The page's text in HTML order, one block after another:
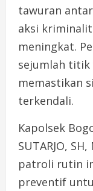
tawuran
aksi
meningkat.
sejumlah titik
memastikan
terkendali.
Kapolsek
SUTARJO,
patroli rutin
preventif